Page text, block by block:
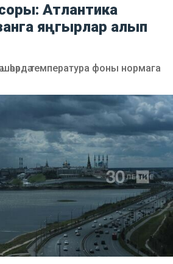
Атлантика
яңгырлар алып
температура фоны нормага